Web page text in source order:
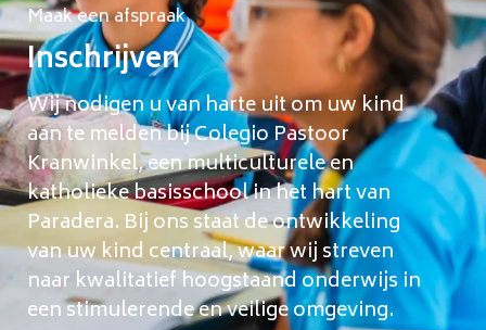
Maak een afspraak
Inschrijven
Wij nodigen u van harte uit om uw kind
aan te melden bij Colegio Pastoor
Kranwinkel, een multiculturele en
katholieke basisschool in het hart van
Paradera. Bij ons staat de ontwikkeling
van uw kind centraal, waar wij streven
naar kwalitatief hoogstaand onderwijs in
een stimulerende en veilige omgeving.